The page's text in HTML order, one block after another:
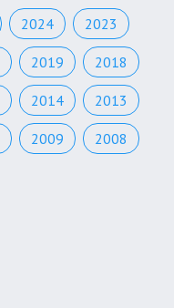
2024 2023
2019 2018
2014 2013
2009 2008